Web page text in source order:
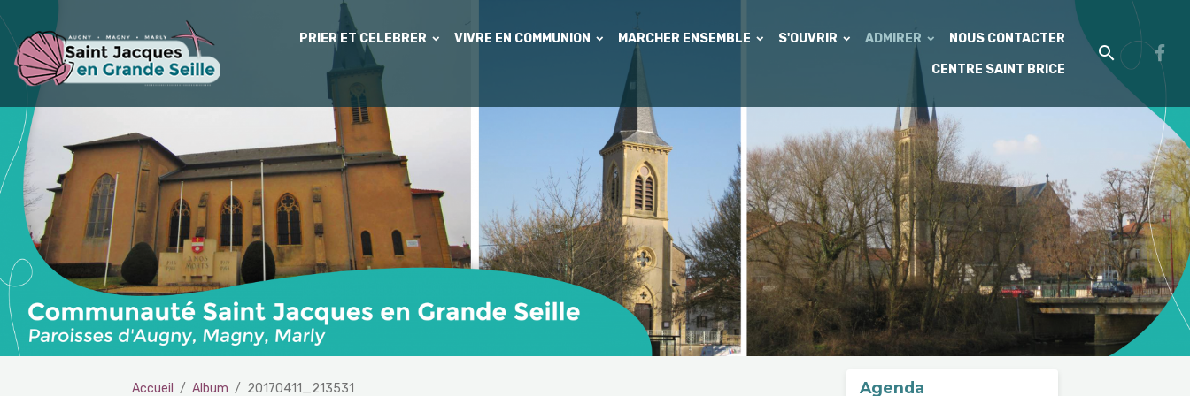
PRIER ET CELEBRER VIVRE EN COMMUNION MARCHER ENSEMBLE S'OUVRIR ADMIRER NOUS CONTACTER
CENTRE SAINT BRICE
Accueil Album 20170411_213531 Agenda